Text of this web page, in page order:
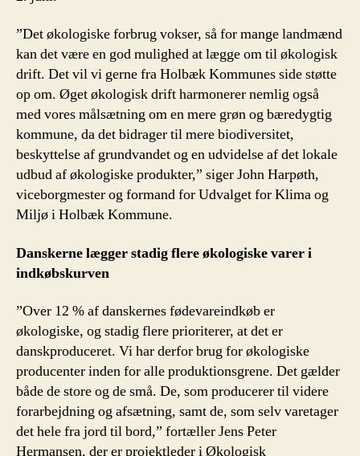
”Det økologiske forbrug vokser, så for mange landmænd
kan det være en god mulighed at lægge om til økologisk
drift. Det vil vi gerne fra Holbæk Kommunes side støtte
op om. Øget økologisk drift harmonerer nemlig også
med vores målsætning om en mere grøn og bæredygtig
kommune, da det bidrager til mere biodiversitet,
beskyttelse af grundvandet og en udvidelse af det lokale
udbud af økologiske produkter,” siger John Harpøth,
viceborgmester og formand for Udvalget for Klima og
Miljø i Holbæk Kommune.
Danskerne lægger stadig flere økologiske varer i
indkøbskurven
”Over 12 % af danskernes fødevareindkøb er
økologiske, og stadig flere prioriterer, at det er
danskproduceret. Vi har derfor brug for økologiske
producenter inden for alle produktionsgrene. Det gælder
både de store og de små. De, som producerer til videre
forarbejdning og afsætning, samt de, som selv varetager
det hele fra jord til bord,” fortæller Jens Peter
Hermansen, der er projektleder i Økologisk